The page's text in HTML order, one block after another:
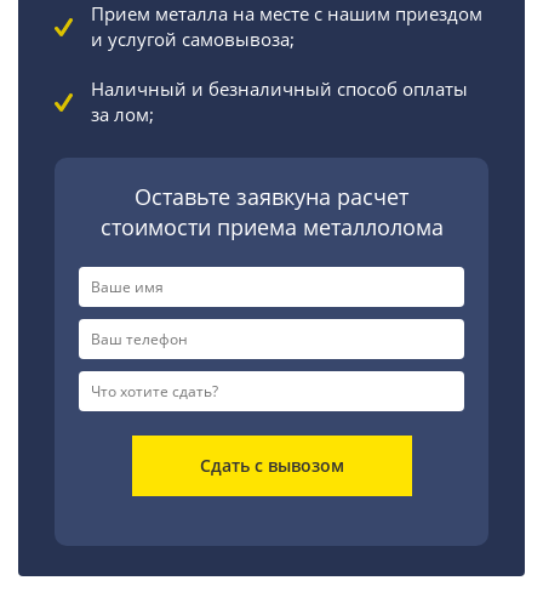
Прием металла на месте с нашим приездом
и услугой самовывоза;
Наличный и безналичный способ оплаты
за лом;
Оставьте заявкуна расчет
стоимости приема металлолома
Сдать с вывозом